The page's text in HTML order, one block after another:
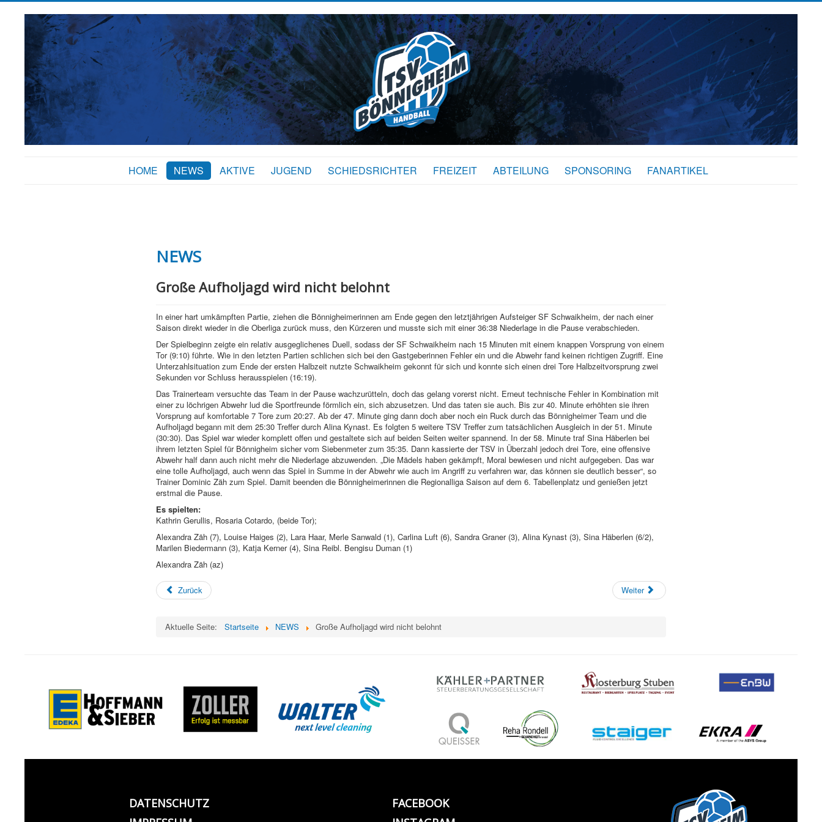
HOME NEWS AKTIVE JUGEND SCHIEDSRICHTER FREIZEIT ABTEILUNG SPONSORING FANARTIKEL
NEWS
Große Aufholjagd wird nicht belohnt
In einer hart umkämpften Partie, ziehen die Bönnigheimerinnen am Ende gegen den letztjährigen Aufsteiger SF Schwaikheim, der nach einer
Saison direkt wieder in die Oberliga zurück muss, den Kürzeren und musste sich mit einer 36:38 Niederlage in die Pause verabschieden.
Der Spielbeginn zeigte ein relativ ausgeglichenes Duell, sodass der SF Schwaikheim nach 15 Minuten mit einem knappen Vorsprung von einem
Tor (9:10) führte. Wie in den letzten Partien schlichen sich bei den Gastgeberinnen Fehler ein und die Abwehr fand keinen richtigen Zugriff. Eine
Unterzahlsituation zum Ende der ersten Halbzeit nutzte Schwaikheim gekonnt für sich und konnte sich einen drei Tore Halbzeitvorsprung zwei
Sekunden vor Schluss herausspielen (16:19).
Das Trainerteam versuchte das Team in der Pause wachzurütteln, doch das gelang vorerst nicht. Erneut technische Fehler in Kombination mit
einer zu löchrigen Abwehr lud die Sportfreunde förmlich ein, sich abzusetzen. Und das taten sie auch. Bis zur 40. Minute erhöhten sie ihren
Vorsprung auf komfortable 7 Tore zum 20:27. Ab der 47. Minute ging dann doch aber noch ein Ruck durch das Bönnigheimer Team und die
Aufholjagd begann mit dem 25:30 Treffer durch Alina Kynast. Es folgten 5 weitere TSV Treffer zum tatsächlichen Ausgleich in der 51. Minute
(30:30). Das Spiel war wieder komplett offen und gestaltete sich auf beiden Seiten weiter spannend. In der 58. Minute traf Sina Häberlen bei
ihrem letzten Spiel für Bönnigheim sicher vom Siebenmeter zum 35:35. Dann kassierte der TSV in Überzahl jedoch drei Tore, eine offensive
Abwehr half dann auch nicht mehr die Niederlage abzuwenden. „Die Mädels haben gekämpft, Moral bewiesen und nicht aufgegeben. Das war
eine tolle Aufholjagd, auch wenn das Spiel in Summe in der Abwehr wie auch im Angriff zu verfahren war, das können sie deutlich besser“, so
Trainer Dominic Zäh zum Spiel. Damit beenden die Bönnigheimerinnen die Regionalliga Saison auf dem 6. Tabellenplatz und genießen jetzt
erstmal die Pause.
Es spielten:
Kathrin Gerullis, Rosaria Cotardo, (beide Tor);
Alexandra Zäh (7), Louise Haiges (2), Lara Haar, Merle Sanwald (1), Carlina Luft (6), Sandra Graner (3), Alina Kynast (3), Sina Häberlen (6/2),
Marilen Biedermann (3), Katja Kerner (4), Sina Reibl. Bengisu Duman (1)
Alexandra Zäh (az)
Zurück Weiter
Aktuelle Seite: Startseite NEWS Große Aufholjagd wird nicht belohnt
DATENSCHUTZ
FACEBOOK